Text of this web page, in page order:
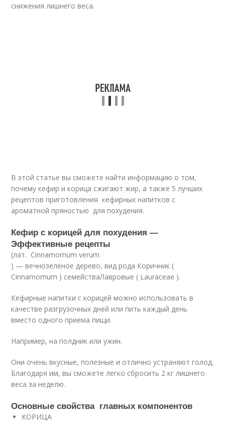
снижения лишнего веса.
В этой статье вы сможете найти информацию о том,
почему кефир и корица сжигают жир, а также 5 лучших
рецептов приготовления кефирных напитков с
ароматной пряностью для похудения.
Кефир с корицей для похудения —
Эффективные рецепты
(лат. Cinnamomum verum
) — вечнозелёное дерево, вид рода Коричник (
Cinnamomum ) семействаЛавровые ( Lauraceae ).
Кефирные напитки с корицей можно использовать в
качестве разгрузочных дней или пить каждый день
вместо одного приема пищи.
Например, на полдник или ужин.
Они очень вкусные, полезные и отлично устраняют голод.
Благодаря им, вы сможете легко сбросить 2 кг лишнего
веса за неделю.
Основные свойства главных компонентов
КОРИЦА